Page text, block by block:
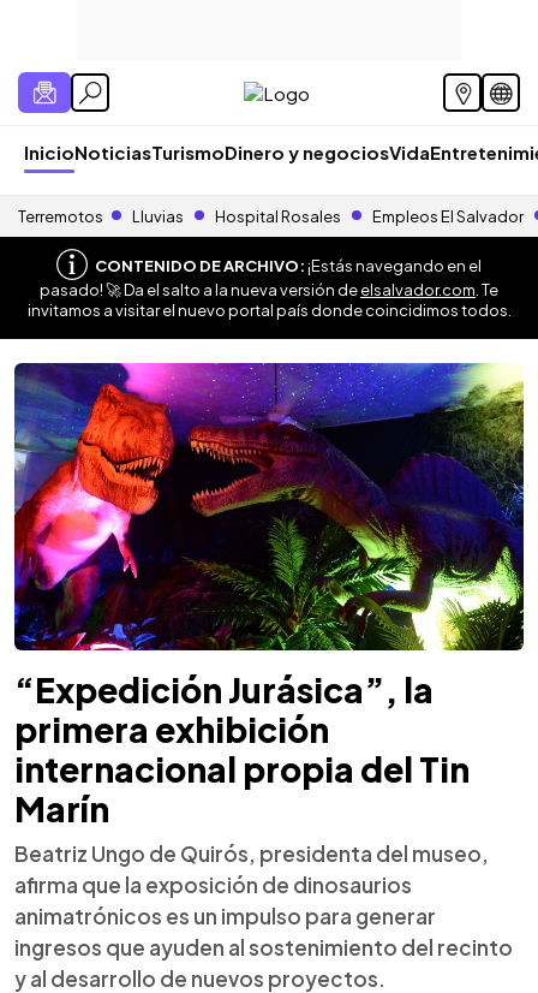
InicioNoticiasTurismoDinero y negociosVida
Terremotos Lluvias Hospital Rosales Empleos El Salvador
CONTENIDO DE ARCHIVO:¡Estás navegando en el
pasado! 🚀 Da el salto a la nueva versión deelsalvador.com . Te
invitamos a visitar el nuevo portal país donde coincidimos todos.
“Expedición Jurásica”, la
primera exhibición
internacional propia del Tin
Marín
Beatriz Ungo de Quirós, presidenta del museo,
afirma que la exposición de dinosaurios
animatrónicos es un impulso para generar
ingresos que ayuden al sostenimiento del recinto
y al desarrollo de nuevos proyectos.